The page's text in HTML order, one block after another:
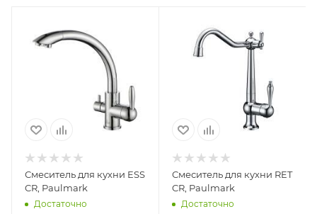
Смеситель для кухни ESSEN, хром, Es213001-
CR, Paulmark
Достаточно
Смеситель для кухни RETRO,
CR, Paulmark
Достаточно